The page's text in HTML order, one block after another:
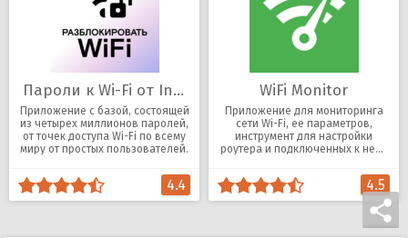
Пароли к Wi-Fi от Instabridge
Приложение с базой, состоящей
из четырех миллионов паролей,
от точек доступа Wi-Fi по всему
миру от простых пользователей.
4.4
WiFi Monitor
Приложение для мониторинга
сети Wi-Fi, ее параметров,
инструмент для настройки
роутера и подключенных к нему
4.5